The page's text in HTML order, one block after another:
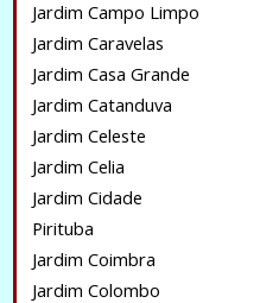
Jardim Campo Limpo
Jardim Caravelas
Jardim Casa Grande
Jardim Catanduva
Jardim Celeste
Jardim Celia
Jardim Cidade
Pirituba
Jardim Coimbra
Jardim Colombo